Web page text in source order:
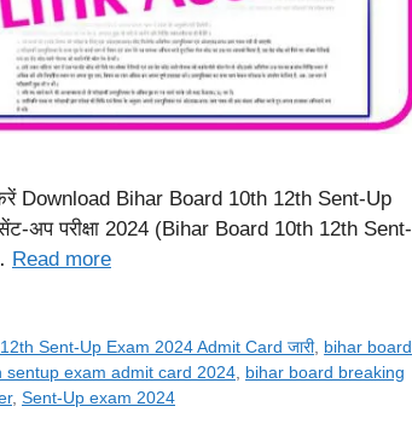
Download Bihar Board 10th 12th Sent-Up
सेंट-अप परीक्षा 2024 (Bihar Board 10th 12th Sent-
Read more
Sent-Up Exam 2024 Admit Card जारी, bihar board
sentup exam admit card 2024 bihar board breaking
, Sent-Up exam 2024